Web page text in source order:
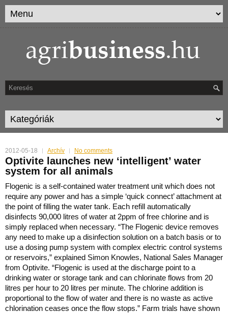
2012-05-18 Archív No comments
Optivite launches new ‘intelligent’ water
system for all animals
Flogenic is a self-contained water treatment unit which does not
require any power and has a simple ‘quick connect’ attachment at
the point of filling the water tank. Each refill automatically
disinfects 90,000 litres of water at 2ppm of free chlorine and is
simply replaced when necessary. “The Flogenic device removes
any need to make up a disinfection solution on a batch basis or to
use a dosing pump system with complex electric control systems
or reservoirs,” explained Simon Knowles, National Sales Manager
from Optivite. “Flogenic is used at the discharge point to a
drinking water or storage tank and can chlorinate flows from 20
litres per hour to 20 litres per minute. The chlorine addition is
proportional to the flow of water and there is no waste as active
chlorination ceases once the flow stops.” Farm trials have shown